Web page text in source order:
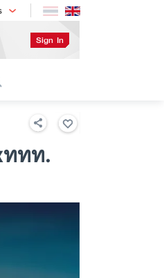
ลยี
Sign In
ททท.